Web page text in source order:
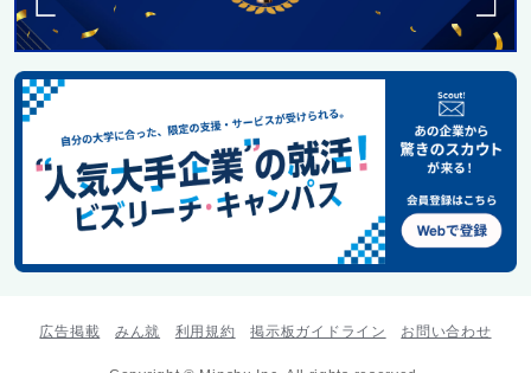
広告掲載 みん就 利用規約 掲示板ガイドライン お問い合わせ